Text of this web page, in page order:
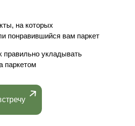
на которых
понравившийся вам паркет
правильно укладывать
паркетом